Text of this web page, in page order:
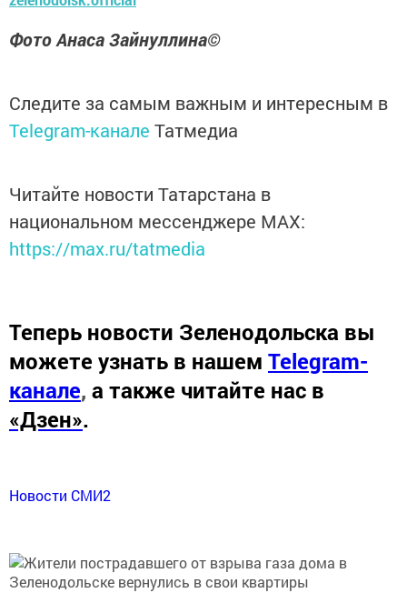
Фото Анаса Зайнуллина©
Следите за самым важным и интересным в
Telegram-канале Татмедиа
Читайте новости Татарстана в
национальном мессенджере MАХ:
https://max.ru/tatmedia
Теперь новости Зеленодольска вы
можете узнать в нашем Telegram-
канале, а также читайте нас в
«Дзен».
Новости СМИ2